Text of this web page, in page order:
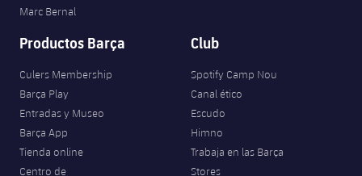
Marc Bernal
Productos Barça
Culers Membership
Barça Play
Entradas y Museo
Barça App
Tienda online
Centro de
Club
Spotify Camp Nou
Canal ético
Escudo
Himno
Trabaja en las Barça
Stores